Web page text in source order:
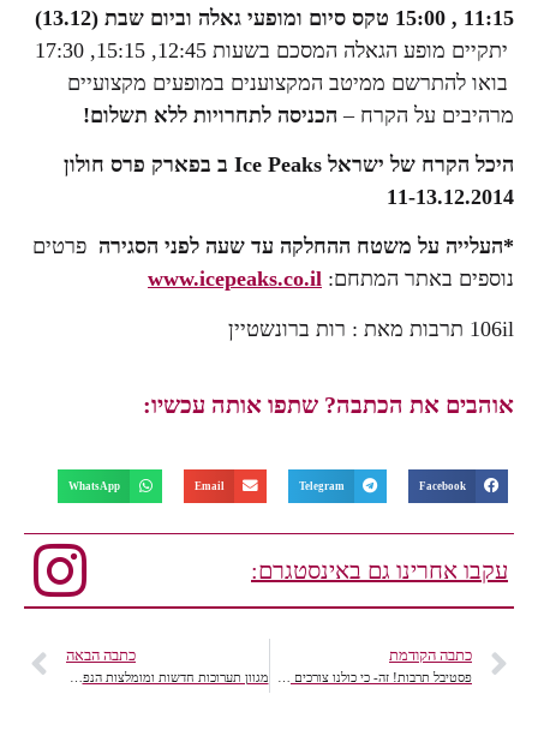
11:15 , 15:00 טקס סיום ומופעי גאלה וביום שבת (13.12)
יתקיים מופע הגאלה המסכם בשעות 12:45, 15:15, 17:30
בואו להתרשם ממיטב המקצוענים במופעים מקצועיים
מרהיבים על הקרח – הכניסה לתחרויות ללא תשלום!
היכל הקרח של ישראל Ice Peaks ב בפארק פרס חולון
11-13.12.2014
*העלייה על משטח ההחלקה עד שעה לפני הסגירה פרטים
נוספים באתר המתחם: www.icepeaks.co.il
106il תרבות מאת : רות ברונשטיין
אוהבים את הכתבה? שתפו אותה עכשיו:
Facebook
Telegram
Email
WhatsApp
עקבו אחרינו גם באינסטגרם:
כתבה הקודמת כתבה הבאה